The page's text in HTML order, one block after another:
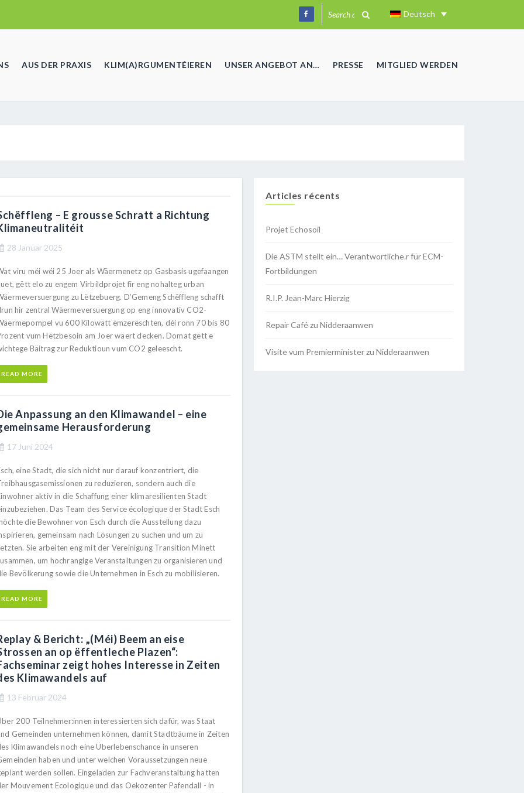
Deutsch
AUS DER PRAXIS KLIM(A)RGUMENTÉIEREN UNSER ANGEBOT AN… PRESSE MITGLIED WERDEN
– E grousse Schratt a Richtung
28 Januar 2025
viru méi wéi 25 Joer als Wäermenetz op Gasbasis ugefaangen
gëtt elo zu engem Virbildprojet fir eng nohalteg urban
zu Lëtzebuerg. D’Gemeng Schëffleng schafft
hir zentral Wäermeversuergung op eng innovativ CO2-
vu 600 Kilowatt ëmzerëschten, déi ronn 70 bis 80
vum Hëtzbesoin am Joer wäert decken. Domat gëtt e
Bäitrag zur Reduktioun vum CO2 geleescht.
READ MORE
Anpassung an den Klimawandel – eine
Herausforderung
17 Juni 2024
eine Stadt, die sich nicht nur darauf konzentriert, die
zu reduzieren, sondern auch die
aktiv in die Schaffung einer klimaresilienten Stadt
Das Team des Service écologique der Stadt Esch
die Bewohner von Esch durch die Ausstellung dazu
gemeinsam nach Lösungen zu suchen und um zu
Sie arbeiten eng mit der Vereinigung Transition Minett
um hochrangige Veranstaltungen zu organisieren und
Bevölkerung sowie die Unternehmen in Esch zu mobilisieren.
READ MORE
& Bericht: „(Méi) Beem an eise
an op ëffentleche Plazen“:
zeigt hohes Interesse in Zeiten
Klimawandels auf
13 Februar 2024
200 Teilnehmer:innen interessierten sich dafür, was Staat
Gemeinden unternehmen können, damit Stadtbäume in Zeiten
Klimawandels noch eine Überlebenschance in unseren
haben und unter welchen Voraussetzungen neue
werden sollen. Eingeladen zur Fachveranstaltung hatten
Mouvement Ecologique und das Oekozenter Pafendall - in
Articles récents
Projet Echosoil
Die ASTM stellt ein… Verantwortliche.r für ECM-
Fortbildungen
R.I.P. Jean-Marc Hierzig
Repair Café zu Nidderaanwen
Visite vum Premierminister zu Nidderaanwen